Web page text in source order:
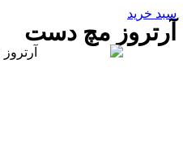
سبد خرید
آرتروز مچ دست